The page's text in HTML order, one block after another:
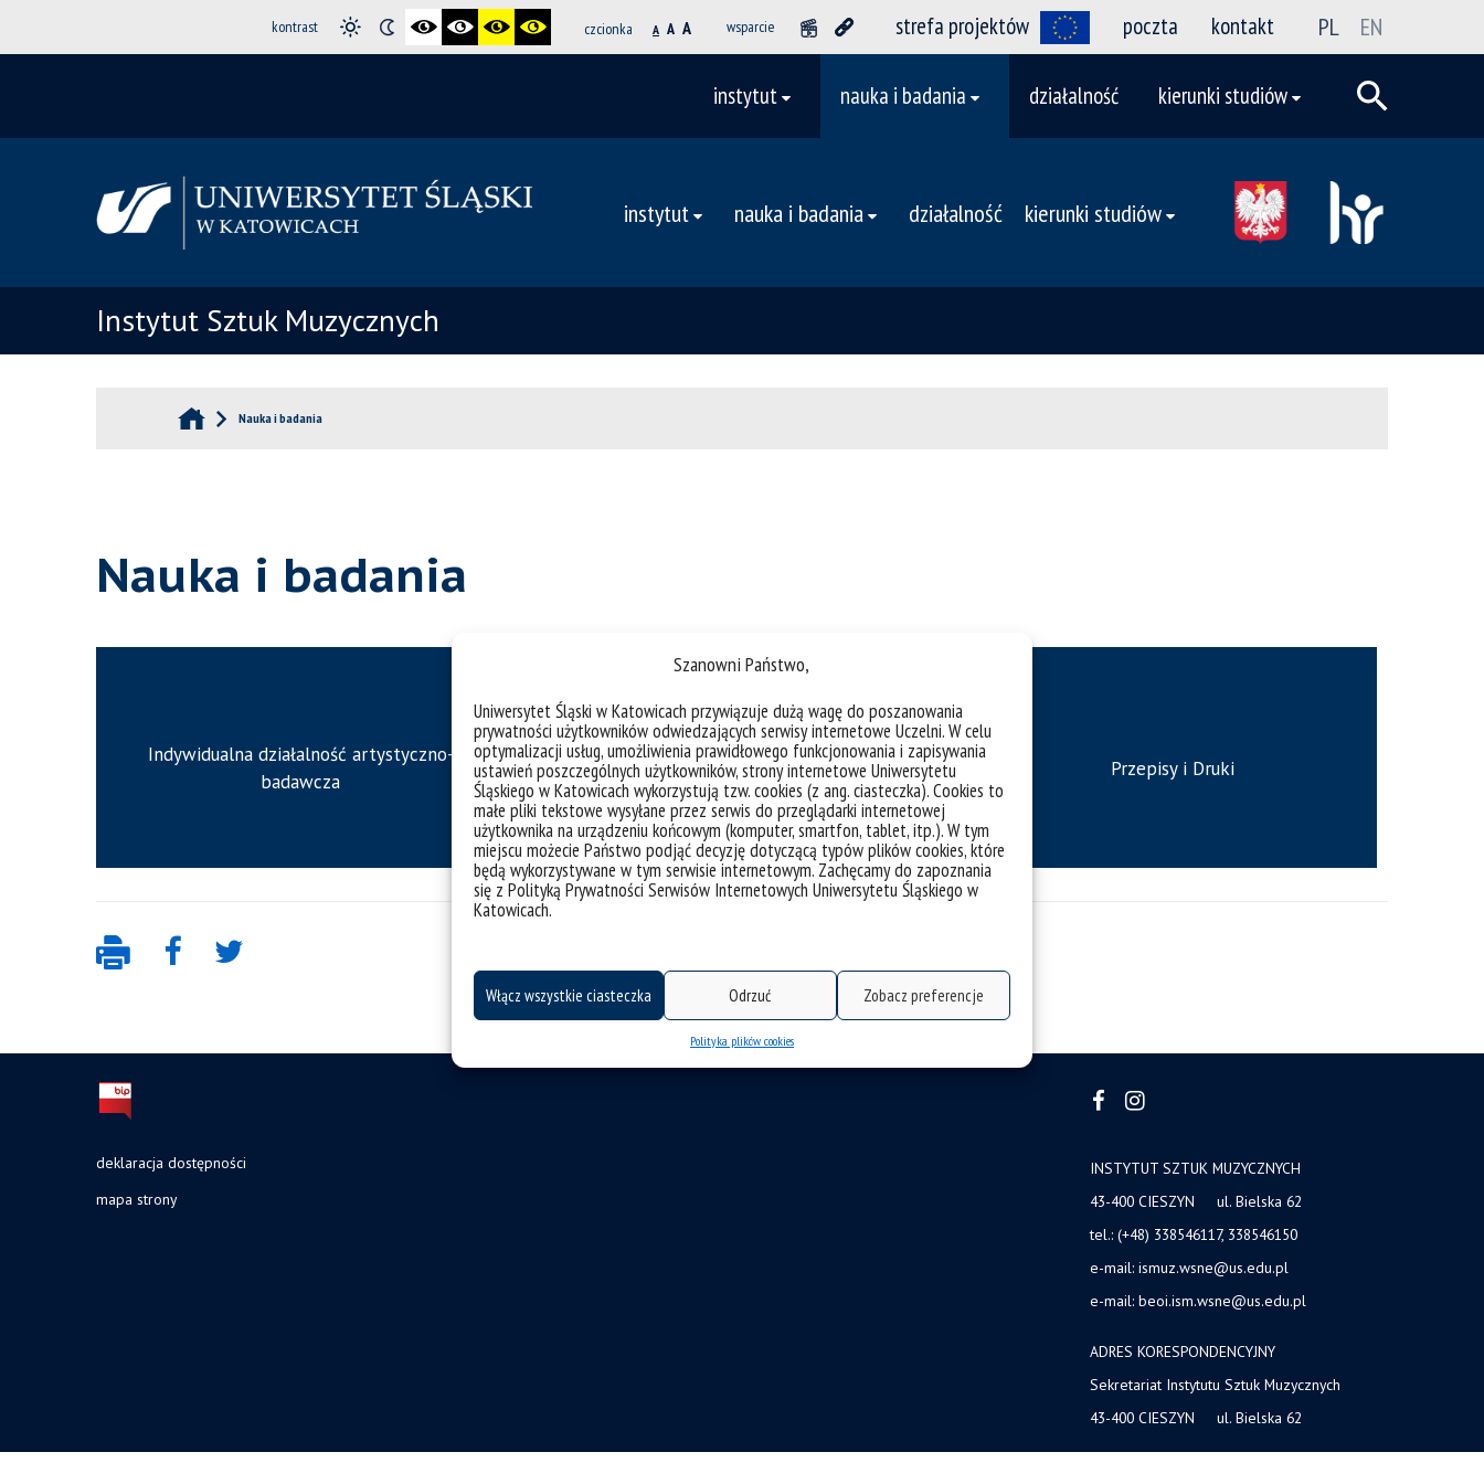
Szanowni Państwo,
Uniwersytet Śląski w Katowicach przywiązuje dużą wagę do poszanowania
prywatności użytkowników odwiedzających serwisy internetowe Uczelni. W celu
optymalizacji usług, umożliwienia prawidłowego funkcjonowania i zapisywania
ustawień poszczególnych użytkowników, strony internetowe Uniwersytetu
Śląskiego w Katowicach wykorzystują tzw. cookies (z ang. ciasteczka). Cookies to
małe pliki tekstowe wysyłane przez serwis do przeglądarki internetowej
użytkownika na urządzeniu końcowym (komputer, smartfon, tablet, itp.). W tym
miejscu możecie Państwo podjąć decyzję dotyczącą typów plików cookies, które
będą wykorzystywane w tym serwisie internetowym. Zachęcamy do zapoznania
się z Polityką Prywatności Serwisów Internetowych Uniwersytetu Śląskiego w
Katowicach.
Włącz wszystkie ciasteczka Odrzuć Zobacz preferencje
Polityka plików cookies
kontrast czcionka A A A wsparcie strefa projektów poczta kontakt PL EN
instytut nauka i badania działalność kierunki studiów
instytut nauka i badania działalność kierunki studiów
Instytut Sztuk Muzycznych
Nauka i badania
Nauka i badania
Indywidualna działalność artystyczno-
badawcza
Zespoły badawcze Przepisy i Druki
deklaracja dostępności
mapa strony
INSTYTUT SZTUK MUZYCZNYCH
43-400 CIESZYN ul. Bielska 62
tel.: (+48) 338546117, 338546150
e-mail: ismuz.wsne@us.edu.pl
e-mail: beoi.ism.wsne@us.edu.pl
ADRES KORESPONDENCYJNY
Sekretariat Instytutu Sztuk Muzycznych
43-400 CIESZYN ul. Bielska 62